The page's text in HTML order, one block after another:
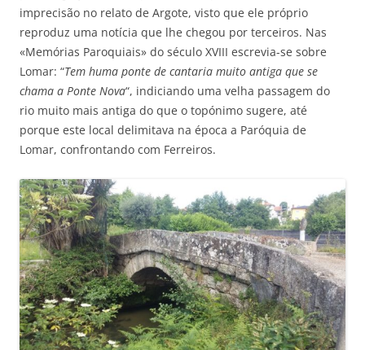
imprecisão no relato de Argote, visto que ele próprio
reproduz uma notícia que lhe chegou por terceiros. Nas
«Memórias Paroquiais» do século XVIII escrevia-se sobre
Lomar: “Tem huma ponte de cantaria muito antiga que se
chama a Ponte Nova“, indiciando uma velha passagem do
rio muito mais antiga do que o topónimo sugere, até
porque este local delimitava na época a Paróquia de
Lomar, confrontando com Ferreiros.